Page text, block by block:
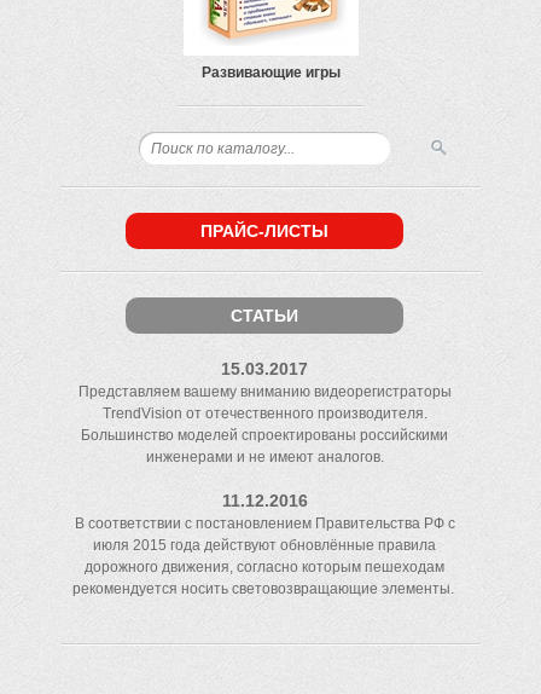
Развивающие игры
ПРАЙС-ЛИСТЫ
СТАТЬИ
15.03.2017
Представляем вашему вниманию видеорегистраторы
TrendVision от отечественного производителя.
Большинство моделей спроектированы российскими
инженерами и не имеют аналогов.
11.12.2016
В соответствии с постановлением Правительства РФ с
июля 2015 года действуют обновлённые правила
дорожного движения, согласно которым пешеходам
рекомендуется носить световозвращающие элементы.